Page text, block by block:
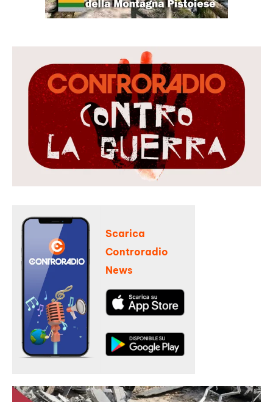
Scarica
Controradio
News